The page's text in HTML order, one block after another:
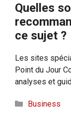
Quelles
ce sujet ?
Les sites
Point du Jour
analyses et
Catégories
Business